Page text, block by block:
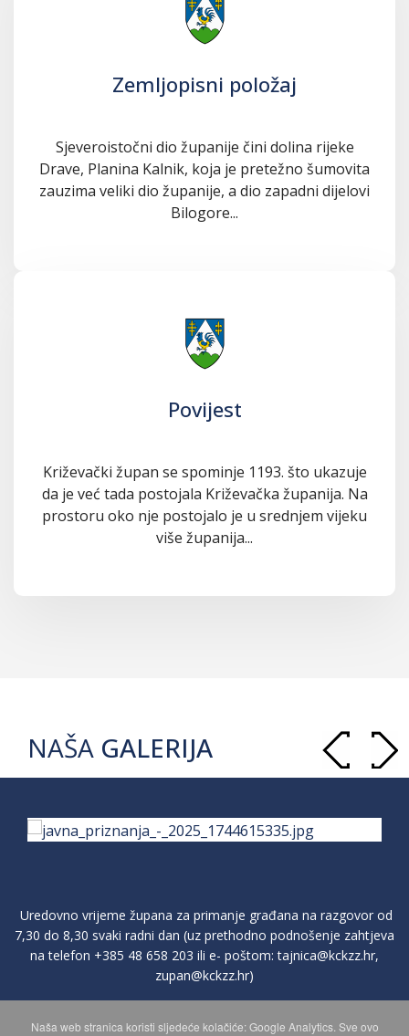
Zemljopisni položaj
Sjeveroistočni dio županije čini dolina rijeke
Drave, Planina Kalnik, koja je pretežno šumovita
zauzima veliki dio županije, a dio zapadni dijelovi
Bilogore...
Povijest
Križevački župan se spominje 1193. što ukazuje
da je već tada postojala Križevačka županija. Na
prostoru oko nje postojalo je u srednjem vijeku
više županija...
NAŠA GALERIJA
Uredovno vrijeme župana za primanje građana na razgovor od
7,30 do 8,30 svaki radni dan (uz prethodno podnošenje zahtjeva
na telefon +385 48 658 203 ili e- poštom:tajnica@kckzz.hr,
zupan@kckzz.hr)
POLITIKA ZAŠTITE PRIVATNOSTI OSOBNIH PODATAKA
Naša web stranica koristi sljedeće kolačiće: Google Analytics. Sve ovo